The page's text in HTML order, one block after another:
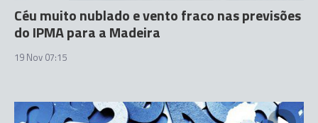
Céu muito nublado e vento fraco nas previsões
do IPMA para a Madeira
19 Nov 07:15